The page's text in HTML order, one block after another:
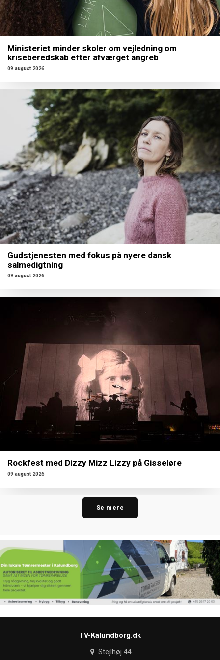
Ministeriet minder skoler om vejledning om
kriseberedskab efter afværget angreb
09 august 2026
Gudstjenesten med fokus på nyere dansk
salmedigtning
09 august 2026
Rockfest med Dizzy Mizz Lizzy på Gisseløre
09 august 2026
Se mere
TV-Kalundborg.dk
Stejlhøj 44